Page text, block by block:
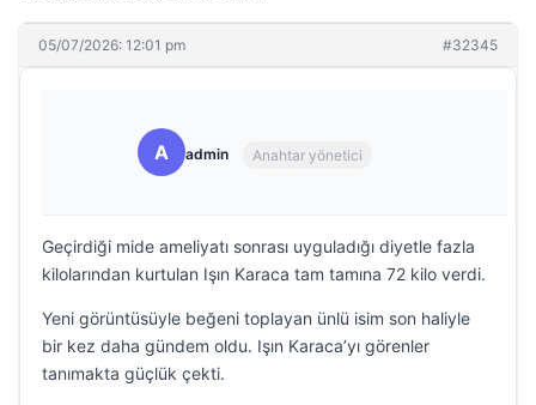
05/07/2026: 12:01 pm #32345
A admin Anahtar yönetici
Geçirdiği mide ameliyatı sonrası uyguladığı diyetle fazla
kilolarından kurtulan Işın Karaca tam tamına 72 kilo verdi.
Yeni görüntüsüyle beğeni toplayan ünlü isim son haliyle
bir kez daha gündem oldu. Işın Karaca’yı görenler
tanımakta güçlük çekti.